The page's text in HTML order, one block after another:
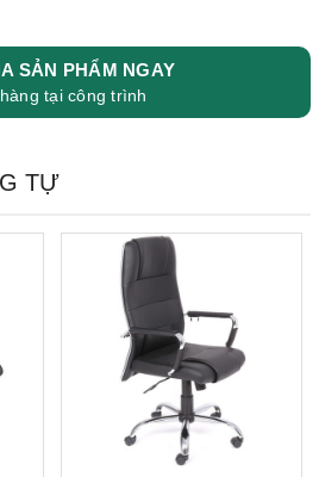
SẢN PHẨM NGAY
tại công trình
TỰ